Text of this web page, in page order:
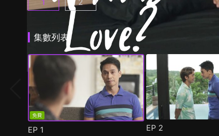
老爸的意外戀曲 第1集 )
1 老爸的意外戀曲 第2季 第1集
2
集數列表
免費
EP 1 EP 2